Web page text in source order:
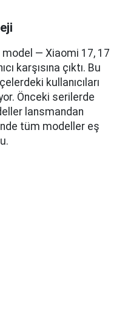
— Xiaomi 17, 17
karşısına çıktı. Bu
kullanıcıları
Önceki serilerde
lansmandan
tüm modeller eş